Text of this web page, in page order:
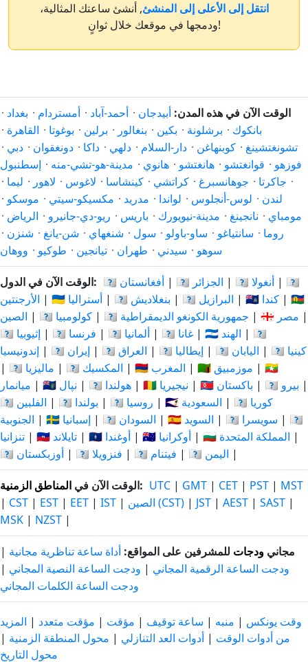
انتقل إلى الأعلى إلى المنشئ, أنشئ ساعتك المثالية،
ودمجها في موقعك خلال ثوانٍ!
الوقت الآن في هذه المدن: أبيدجان · أحمد-آباد · أمستردام · بغداد ·
بانكوك · برشلونة · بكين · بنغالور · برلين · بوغوتا · القاهرة ·
تشونغتشينغ · كوبنهاغن · دار-السلام · دلهي · داكا · دونغقوان · دبي ·
فوزهو · قوانغتشو · هانغتشو · هانوي · مدينة-هو-تشي-منه · إسطنبول
· جاكرتا · جوهانسبرغ · كراتشي · كينشاسا · لاغوس · لاهور · ليما ·
لندن · لوس-أنجلوس · لواندا · مدريد · مكسيكو-سيتي · موسكو ·
مومباي · نانجينغ · مدينة-نيويورك · باريس · ريو-دي-جانيرو · الرياض ·
روما · سانتياغو · ساو-باولو · سول · شنغهاي · شن-يانغ · شنزن ·
سوهو · سيدني · طهران · تيانجين · طوكيو · ووهان
الوقت الآن في الدول: 🇦🇫 أفغانستان | 🇩🇿 الجزائر | 🇦🇴 أنغولا | 🇦🇷
الأرجنتين | 🇦🇺 أستراليا | 🇧🇩 بنغلاديش | 🇧🇷 البرازيل | 🇨🇦 كندا | 🇨🇳
الصين | 🇨🇴 كولومبيا | 🇨🇩 جمهورية الكونغو الديمقراطية | 🇪🇬 مصر |
🇪🇹 إثيوبيا | 🇫🇷 فرنسا | 🇩🇪 ألمانيا | 🇬🇭 غانا | 🇮🇳 الهند | 🇮🇩
إندونيسيا | 🇮🇷 إيران | 🇮🇶 العراق | 🇮🇹 إيطاليا | 🇯🇵 اليابان |
🇰🇪 كينيا
|
🇲🇾 ماليزيا | 🇲🇽 المكسيك | 🇲🇦 المغرب | 🇲🇿 موزمبيق | 🇲🇲
ميانمار | 🇳🇵 نپال | 🇳🇱 هولندا | 🇳🇬 نيجيريا | 🇵🇰 باكستان | 🇵🇪 بيرو |
🇵🇭 الفلبين | 🇵🇱 بولندا | 🇷🇺 روسيا | 🇸🇦 السعودية | 🇰🇷 كوريا
الجنوبية | 🇪🇸 إسبانيا | 🇸🇩 السودان | 🇸🇪 السويد | 🇨🇭 سويسرا | 🇹🇿
تنزانيا | 🇹🇭 تايلاند | 🇺🇬 أوغندا | 🇺🇦 أوكرانيا | 🇬🇧 المملكة المتحدة |
🇺🇿 أوزبكستان | 🇻🇪 فنزويلا | 🇻🇳 فيتنام | 🇾🇪 اليمن |
الوقت الآن في المناطق الزمنية : UTC | GMT | CET | PST | MST
| CST | EST | EET | IST | الصين (CST) | JST | AEST | SAST |
MSK | NZST |
مجاني ودجات للمشرفين على المواقع: أداة ساعة تناظرية مجانية |
ودجت الساعة الرقمية المجاني | ودجت الساعة النصية المجاني |
ودجت الساعة الكلمات المجاني
وقت يونكس | منبه | ساعة توقيف | مؤقت | مؤقت متعدد | المزيد
من أدوات الوقت | أدوات العد التنازلي | محول المنطقة الزمنية |
محول التاريخ